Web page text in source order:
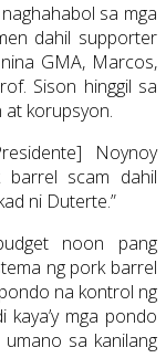
sa mga
dahil supporter
GMA, Marcos,
Sison hinggil sa
at korupsyon.
Noynoy
scam dahil
ni Duterte.”
noon pang
ng pork barrel
na kontrol ng
mga pondo
sa kanilang